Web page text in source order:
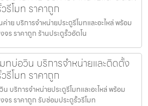
รีโมท ราคาถูก
าย บริการจำหน่ายประตูรีโมทและอะไหล่ พร้อม
ร ราคาถูก ร้านประตูรั้วอัตโน
ทบ่อวิน บริการจำหน่ายและติดตั้ง
รีโมท ราคาถูก
บริการจำหน่ายประตูรีโมทและอะไหล่ พร้อม
ร ราคาถูก รับซ่อมประตูรั้วรีโมท